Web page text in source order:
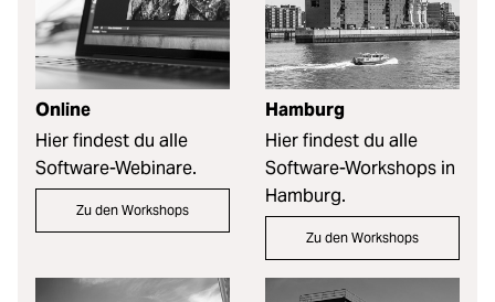
Online
Hier findest du alle
Software-Webinare.
Zu den Workshops
Hamburg
Hier findest du alle
Software-Workshops in
Hamburg.
Zu den Workshops